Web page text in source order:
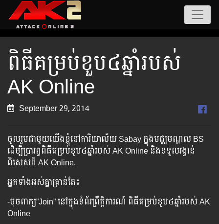
ពិធីគម្រប់ខួប៤ឆ្នាំរបស់
AK Online
September 29, 2014
ចូលរួមជាមួយយើងខ្ញុំនៅការិយាល័យ Sabay ក្នុងមជ្ឈមណ្ឌល BS
ដើម្បីប្រារព្ធពិធីគម្រប់ខួប៤ឆ្នាំរបស់ AK Online និងទទួលរង្វាន់
ពិសេសពី AK Online.
អ្នកទាំងអស់គ្នាគ្រាន់តែ៖
-ចុចពាក្យ”Join” នៅក្នុងទំព័រព្រឹត្តិការណ៍ ពិធីគម្រប់ខួប៤ឆ្នាំរបស់ AK
Online